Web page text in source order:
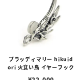
ブラッディマリー hikuid
ori 火食い鳥 イヤーフック